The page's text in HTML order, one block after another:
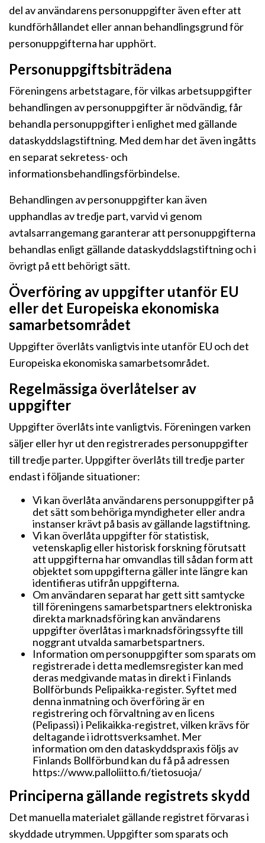
del av användarens personuppgifter även efter att
kundförhållandet eller annan behandlingsgrund för
personuppgifterna har upphört.
Personuppgiftsbiträdena
Föreningens arbetstagare, för vilkas arbetsuppgifter
behandlingen av personuppgifter är nödvändig, får
behandla personuppgifter i enlighet med gällande
dataskyddslagstiftning. Med dem har det även ingåtts
en separat sekretess- och
informationsbehandlingsförbindelse.
Behandlingen av personuppgifter kan även
upphandlas av tredje part, varvid vi genom
avtalsarrangemang garanterar att personuppgifterna
behandlas enligt gällande dataskyddslagstiftning och i
övrigt på ett behörigt sätt.
Överföring av uppgifter utanför EU
eller det Europeiska ekonomiska
samarbetsområdet
Uppgifter överlåts vanligtvis inte utanför EU och det
Europeiska ekonomiska samarbetsområdet.
Regelmässiga överlåtelser av
uppgifter
Uppgifter överlåts inte vanligtvis. Föreningen varken
säljer eller hyr ut den registrerades personuppgifter
till tredje parter. Uppgifter överlåts till tredje parter
endast i följande situationer:
Vi kan överlåta användarens personuppgifter på
det sätt som behöriga myndigheter eller andra
instanser krävt på basis av gällande lagstiftning.
Vi kan överlåta uppgifter för statistisk,
vetenskaplig eller historisk forskning förutsatt
att uppgifterna har omvandlas till sådan form att
objektet som uppgifterna gäller inte längre kan
identifieras utifrån uppgifterna.
Om användaren separat har gett sitt samtycke
till föreningens samarbetspartners elektroniska
direkta marknadsföring kan användarens
uppgifter överlåtas i marknadsföringssyfte till
noggrant utvalda samarbetspartners.
Information om personuppgifter som sparats om
registrerade i detta medlemsregister kan med
deras medgivande matas in direkt i Finlands
Bollförbunds Pelipaikka-register. Syftet med
denna inmatning och överföring är en
registrering och förvaltning av en licens
(Pelipassi) i Pelikaikka-registret, vilken krävs för
deltagande i idrottsverksamhet. Mer
information om den dataskyddspraxis följs av
Finlands Bollförbund kan du få på adressen
https://www.palloliitto.fi/tietosuoja/
Principerna gällande registrets skydd
Det manuella materialet gällande registret förvaras i
skyddade utrymmen. Uppgifter som sparats och